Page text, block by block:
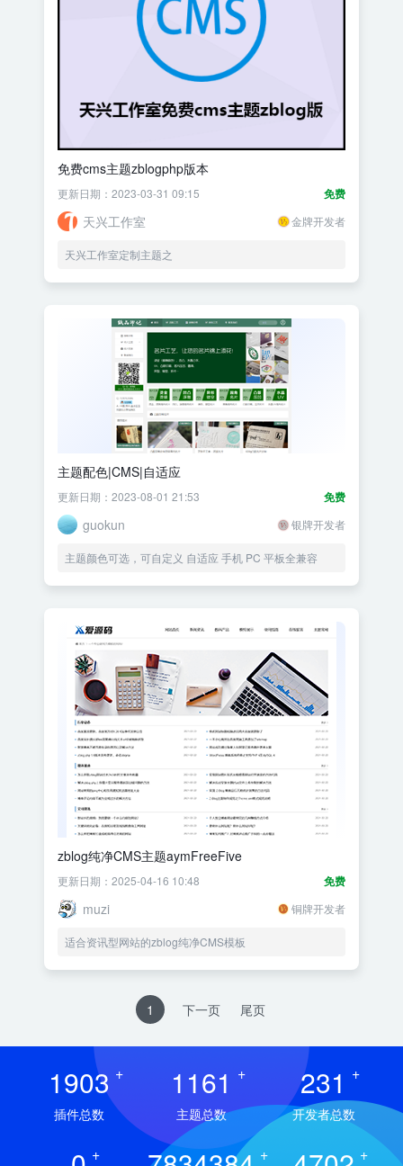
免费cms主题zblogphp版本
免费
更新日期：2023-03-31 09:15
天兴工作室 金牌开发者
天兴工作室定制主题之
主题配色|CMS|自适应
免费
更新日期：2023-08-01 21:53
guokun 银牌开发者
主题颜色可选，可自定义 自适应 手机 PC 平板全兼容
zblog纯净CMS主题aymFreeFive
免费
更新日期：2025-04-16 10:48
muzi 铜牌开发者
适合资讯型网站的zblog纯净CMS模板
1 下一页 尾页
1903 +
插件总数
1161 +
主题总数
231 +
开发者总数
+ + +